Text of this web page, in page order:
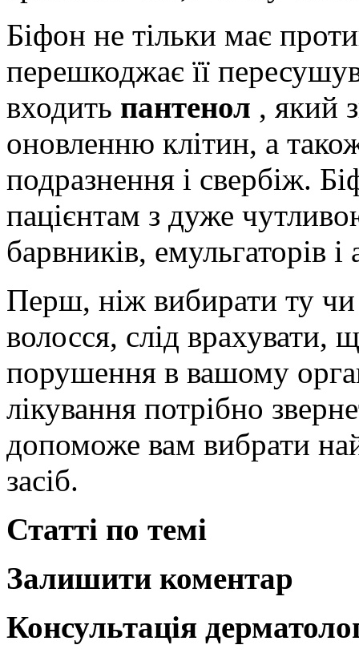
Біфон не тільки має
перешкоджає її
входить пантенол , який
оновленню клітин, а
подразнення і свербіж.
пацієнтам з дуже
барвників, емульгаторів і
Перш, ніж вибирати ту чи
волосся, слід врахувати,
порушення в вашому
лікування потрібно
допоможе вам вибрати
засіб.
Статті по темі
Залишити коментар
Консультація